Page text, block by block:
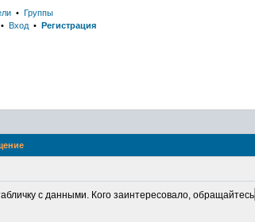
• Группы
• Вход • Регистрация
с данными. Кого заинтересовало, обращайтесь